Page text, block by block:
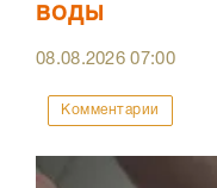
воды
08.08.202607:00
Комментарии